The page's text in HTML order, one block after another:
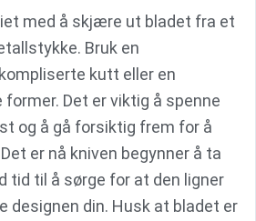
med å skjære ut bladet fra et
Bruk en
kutt eller en
Det er viktig å spenne
og å gå forsiktig frem for å
er nå kniven begynner å ta
tid til å sørge for at den ligner
designen din. Husk at bladet er